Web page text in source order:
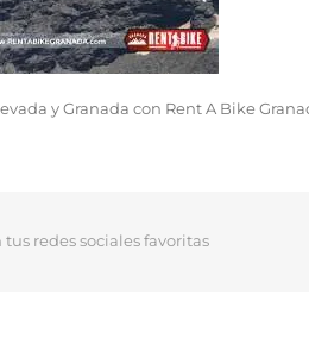
y Granada con Rent A Bike
redes sociales favoritas